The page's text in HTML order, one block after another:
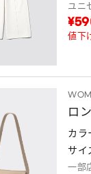
ユニ
値下
ロ
カラ
サイ
一部